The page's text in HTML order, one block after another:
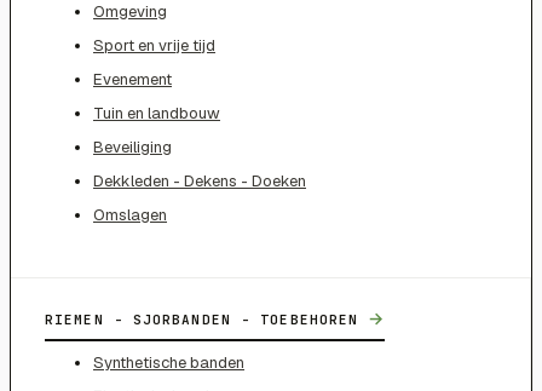
Omgeving
Sport en vrije tijd
Evenement
Tuin en landbouw
Beveiliging
Dekkleden - Dekens - Doeken
Omslagen
RIEMEN - SJORBANDEN - TOEBEHOREN →
Synthetische banden